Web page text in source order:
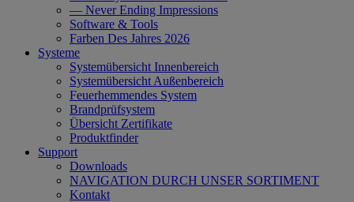
— Never Ending Impressions
Software & Tools
Farben Des Jahres 2026
Systeme
Systemübersicht Innenbereich
Systemübersicht Außenbereich
Feuerhemmendes System
Brandprüfsystem
Übersicht Zertifikate
Produktfinder
Support
Downloads
NAVIGATION DURCH UNSER SORTIMENT
Kontakt